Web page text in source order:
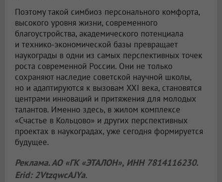
Поэтому такой симбиоз персонального комфорта,
высокого уровня жизни, современного
благоустройства, академического потенциала
и технико-экономической базы превращает
наукограды в одни из самых перспективных точек
роста современной России. Они не только
сохраняют наследие советской научной школы,
но и адаптируются к вызовам XXI века, становятся
центрами инноваций и притяжения для молодых
талантов. Именно здесь, в жилом комплексе
«Счастье в Кольцово» и других перспективных
проектах в наукоградах, уже сегодня формируется
будущее.
Реклама. АО «ГК «ЭТАЛОН», ИНН 7814116230.
Erid: 2VtzqwcAJYa.